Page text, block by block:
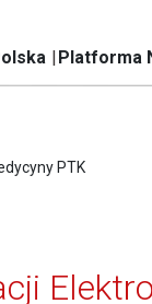
Platforma
PTK